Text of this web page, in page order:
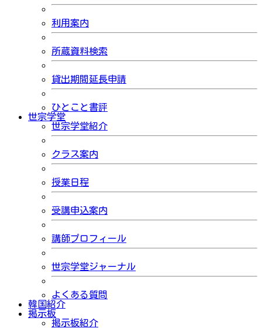
利用案内
所蔵資料検索
貸出期間延長申請
ひとこと書評
世宗学堂
世宗学堂紹介
クラス案内
授業日程
受講申込案内
講師プロフィール
世宗学堂ジャーナル
よくある質問
韓国紹介
掲示板
掲示板紹介